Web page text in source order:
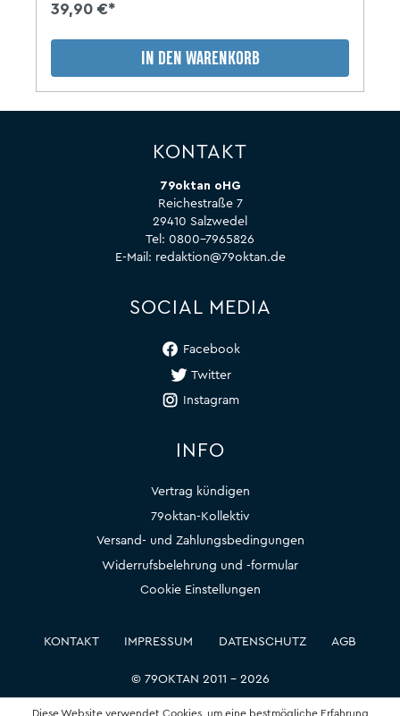
39,90 €*
IN DEN WARENKORB
KONTAKT
79oktan oHG
Reichestraße 7
29410 Salzwedel
Tel: 0800-7965826
E-Mail: redaktion@79oktan.de
SOCIAL MEDIA
Facebook
Twitter
Instagram
INFO
Vertrag kündigen
79oktan-Kollektiv
Versand- und Zahlungsbedingungen
Widerrufsbelehrung und -formular
Cookie Einstellungen
© 79OKTAN 2011 – 2026
KONTAKT IMPRESSUM DATENSCHUTZ AGB
Diese Website verwendet Cookies, um eine bestmögliche Erfahrung